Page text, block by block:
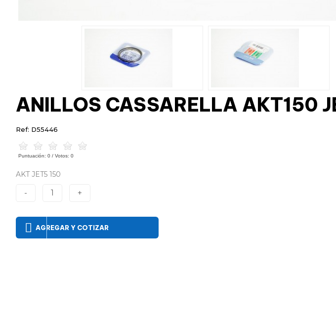
ANILLOS CASSARELLA AKT150
Ref: D55446
Puntuación: 0 / Votos: 0
AKT JET5 150
- 1 +
AGREGAR Y COTIZAR